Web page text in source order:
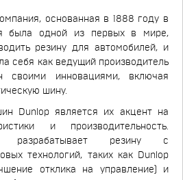
основанная в 1888 году в
была одной из первых в мире,
резину для автомобилей, и
себя как ведущий производитель
своими инновациями, включая
шину.
Dunlop является их акцент на
и производительность.
разрабатывает резину с
технологий, таких как Dunlop
отклика на управление) и